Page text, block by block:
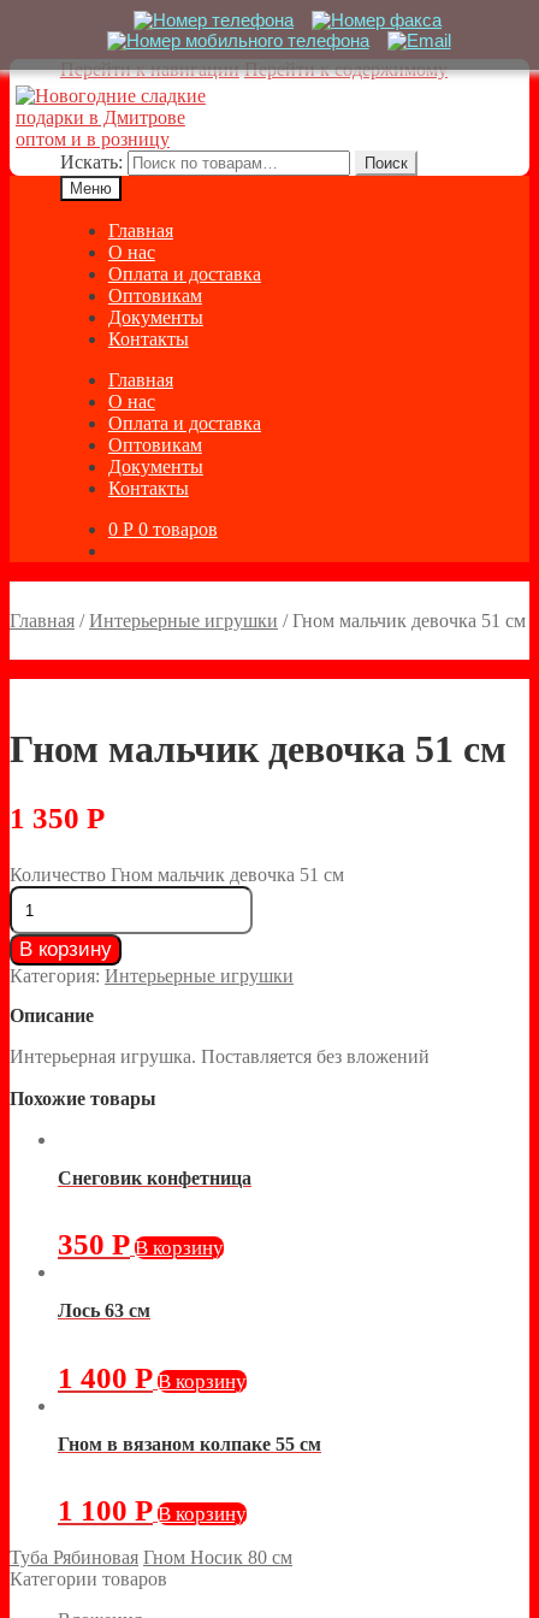
Перейти к навигации Перейти к содержимому
Искать:
Поиск
Меню
Главная
О нас
Оплата и доставка
Оптовикам
Документы
Контакты
Главная
О нас
Оплата и доставка
Оптовикам
Документы
Контакты
0 Р 0 товаров
Главная /Интерьерные игрушки /Гном мальчик девочка 51 см
Гном мальчик девочка 51 см
1 350 Р
Количество Гном мальчик девочка 51 см
В корзину
Категория: Интерьерные игрушки
Описание
Интерьерная игрушка. Поставляется без вложений
Похожие товары
Снеговик конфетница
350 Р В корзину
Лось 63 см
1 400 Р В корзину
Гном в вязаном колпаке 55 см
1 100 Р В корзину
Туба Рябиновая Гном Носик 80 см
Категории товаров